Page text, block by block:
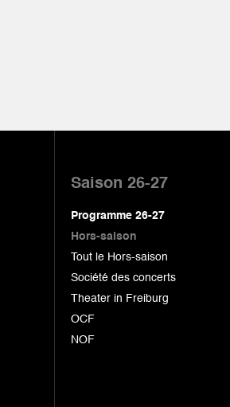
Saison 26-27
Programme 26-27
Hors-saison
Tout le Hors-saison
Société des concerts
Theater in Freiburg
OCF
NOF